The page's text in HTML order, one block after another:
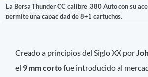
La Bersa Thunder CC calibre .380 Auto con su
permite una capacidad de 8+1 cartuchos.
Creado a principios del Siglo XX por
el 9 mm cortofue introducido al